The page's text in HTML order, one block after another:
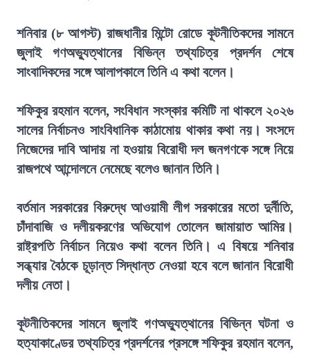
শনিবার (৮ আগস্ট) রাজধানীর মিন্টো রোডে কূটনীতিকদের সামনে
জুলাই গণঅভ্যুত্থানের বিভিন্ন তথ্যচিত্র প্রদর্শন শেষে
সাংবাদিকদের সঙ্গে আলাপকালে তিনি এ কথা বলেন।
শফিকুর রহমান বলেন, সংবিধান সংস্কার কমিটি না থাকলে ২০২৬
সালের নির্বাচনও সাংবিধানিক কাঠামোয় থাকার কথা নয়। সংসদে
নিজেদের দাবি আদায় না হওয়ায় বিরোধী দল জনগণকে সঙ্গে নিয়ে
রাজপথে আন্দোলনে নেমেছে বলেও জানান তিনি।
বর্তমান সরকারের বিরুদ্ধে আওয়ামী লীগ সরকারের মতো দুর্নীতি,
চাঁদাবাজি ও দলীয়করণের অভিযোগ তোলেন জামায়াত আমির।
রাষ্ট্রপতি নির্বাচন নিয়েও কথা বলেন তিনি। এ বিষয়ে শনিবার
সন্ধ্যার বৈঠকে চূড়ান্ত সিদ্ধান্ত নেওয়া হবে বলে জানান বিরোধী
দলীয় নেতা।
কূটনীতিকদের সামনে জুলাই গণঅভ্যুত্থানের বিভিন্ন ঘটনা ও
হত্যাকাণ্ডের তথ্যচিত্র প্রদর্শনের প্রসঙ্গে শফিকুর রহমান বলেন,